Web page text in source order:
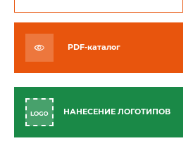
PDF-каталог
НАНЕСЕНИЕ ЛОГОТИПОВ